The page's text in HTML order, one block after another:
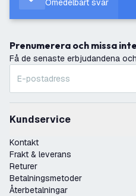
Omedelbart svar
Prenumerera och missa
Få de senaste erbjudandena
Kundservice
Kontakt
Frakt & leverans
Returer
Betalningsmetoder
Återbetalningar